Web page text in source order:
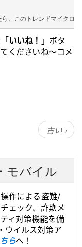
、このトレンドマイクロ
いいね！ 」ボタ
くださいね～コメ
古い ›
モバイル
作による盗難/
ェック、詐欺メ
ィ対策機能を備
ウイルス対策ア
らへ！